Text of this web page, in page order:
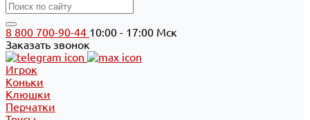
8 800 700-90-44 10:00 - 17:00 Мск
Заказать звонок
Игрок
Коньки
Клюшки
Перчатки